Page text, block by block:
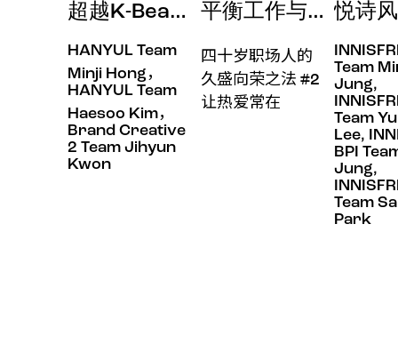
超越K-Beauty，让丝芙兰也为之
HANYUL Team
Minji Hong，
HANYUL Team
Haesoo Kim，
Brand Creative
2 Team Jihyun
Kwon
平衡工作与情感，
四十岁职场人的
久盛向荣之法 #2
让热爱常在
悦诗
Team
Jung,
Team
Lee,
BPI
Jung,
Team
Park